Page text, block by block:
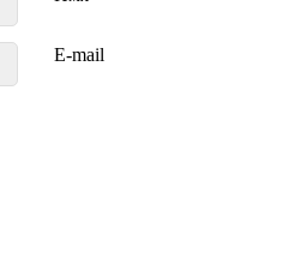
E-mail